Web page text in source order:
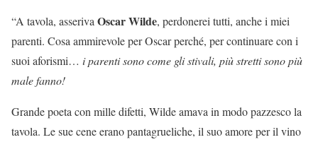
“A tavola, asseriva Oscar Wilde, perdonerei tutti, anche i miei
parenti. Cosa ammirevole per Oscar perché, per continuare con i
suoi aforismi… i parenti sono come gli stivali, più stretti sono più
male fanno!
Grande poeta con mille difetti, Wilde amava in modo pazzesco la
tavola. Le sue cene erano pantagrueliche, il suo amore per il vino